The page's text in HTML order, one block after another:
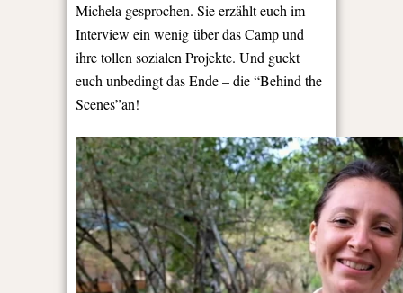
Michela gesprochen. Sie erzählt euch im
Interview ein wenig über das Camp und
ihre tollen sozialen Projekte. Und guckt
euch unbedingt das Ende – die “Behind the
Scenes”an!